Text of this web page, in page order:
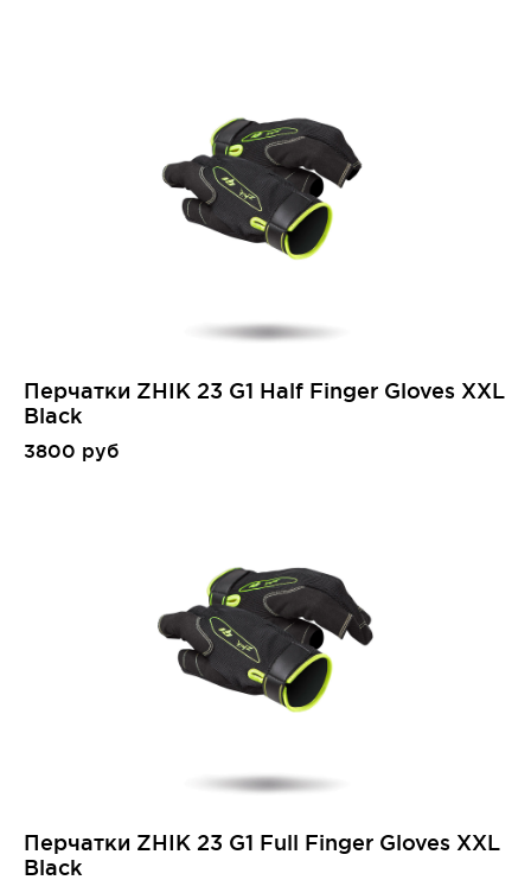
Перчатки ZHIK 23 G1 Half Finger Gloves XXL
Black
3800 руб
Перчатки ZHIK 23 G1 Full Finger Gloves XXL
Black